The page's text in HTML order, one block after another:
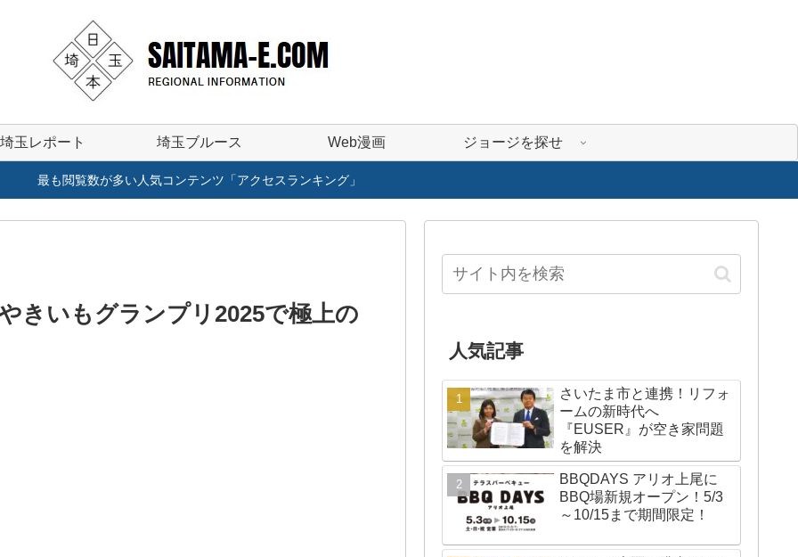
埼玉レポート 埼玉ブルース Web漫画 ジョージを探せ
最も閲覧数が多い人気コンテンツ「アクセスランキング」
きいもグランプリ2025で極上の
人気記事
さいたま市と連携！リフォ
ームの新時代へ
『EUSER』が空き家問題
を解決
BBQDAYS アリオ上尾に
BBQ場新規オープン！5/3
～10/15まで期間限定！